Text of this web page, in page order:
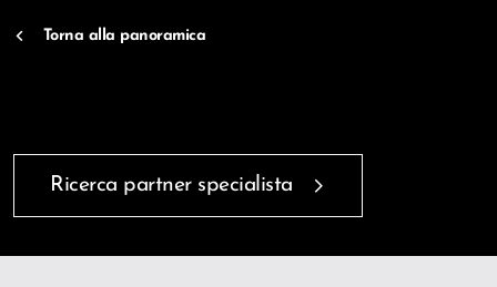
Torna alla panoramica
Ricerca partner specialista